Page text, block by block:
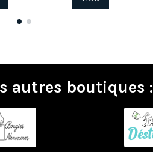
autres boutiques :